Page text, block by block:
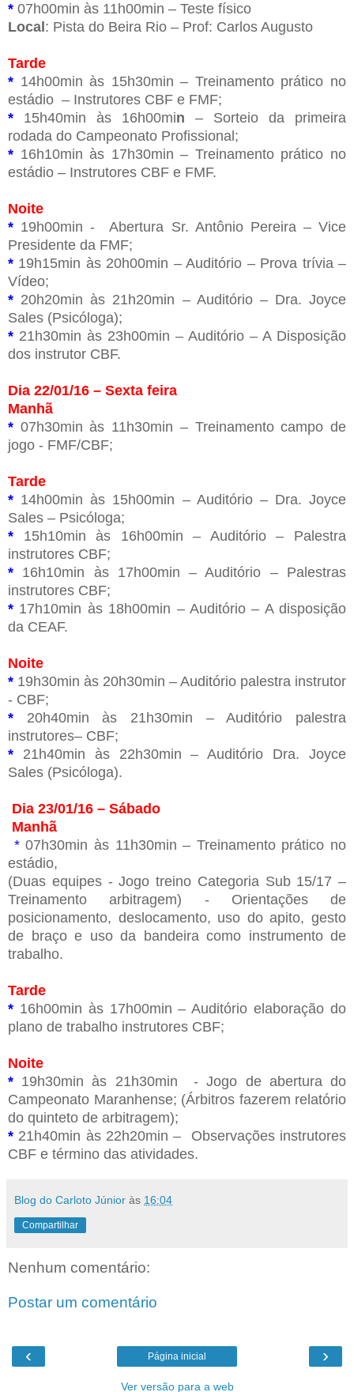
* 07h00min às 11h00min – Teste físico
Local : Pista do Beira Rio – Prof: Carlos Augusto
Tarde
* 14h00min às 15h30min – Treinamento prático no
estádio – Instrutores CBF e FMF;
*
15h40min às 16h00min – Sorteio da primeira
rodada do Campeonato Profissional;
* 16h10min às 17h30min – Treinamento prático no
estádio – Instrutores CBF e FMF.
Noite
* 19h00min - Abertura Sr. Antônio Pereira – Vice
Presidente da FMF;
* 19h15min às 20h00min – Auditório – Prova trívia –
Vídeo;
* 20h20min às 21h20min – Auditório – Dra. Joyce
Sales (Psicóloga);
* 21h30min às 23h00min – Auditório – A Disposição
dos instrutor CBF.
Dia 22/01/16 – Sexta feira
Manhã
* 07h30min às 11h30min – Treinamento campo de
jogo - FMF/CBF;
Tarde
* 14h00min às 15h00min – Auditório – Dra. Joyce
Sales – Psicóloga;
*
15h10min às 16h00min – Auditório – Palestra
instrutores CBF;
* 16h10min às 17h00min – Auditório – Palestras
instrutores CBF;
* 17h10min às 18h00min – Auditório – A disposição
da CEAF.
Noite
* 19h30min às 20h30min – Auditório palestra instrutor
- CBF;
* 20h40min às 21h30min – Auditório palestra
instrutores– CBF;
*
21h40min às 22h30min – Auditório Dra. Joyce
Sales (Psicóloga).
Dia 23/01/16 – Sábado
Manhã
* 07h30min às 11h30min – Treinamento prático no
estádio,
(Duas equipes - Jogo treino Categoria Sub 15/17 –
Treinamento arbitragem) - Orientações de
posicionamento, deslocamento, uso do apito, gesto
de braço e uso da bandeira como instrumento de
trabalho.
Tarde
* 16h00min às 17h00min – Auditório elaboração do
plano de trabalho instrutores CBF;
Noite
* 19h30min às 21h30min
- Jogo de abertura do
Campeonato Maranhense; (Árbitros fazerem relatório
do quinteto de arbitragem);
* 21h40min às 22h20min – Observações instrutores
CBF e término das atividades.
Blog do Carloto Júnior às 16:04
Compartilhar
Nenhum comentário:
Postar um comentário
‹ ›
Página inicial
Ver versão para a web